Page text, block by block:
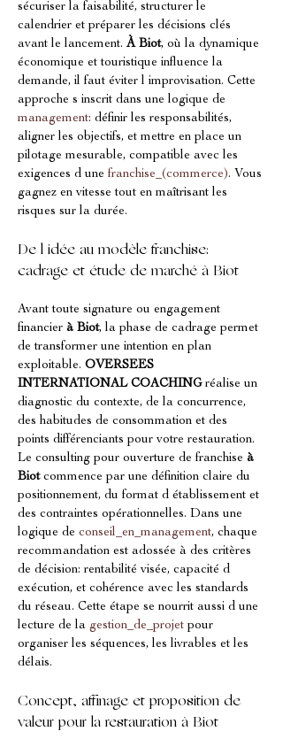
sécuriser la faisabilité, structurer le
calendrier et préparer les décisions clés
avant le lancement. À Biot, où la dynamique
économique et touristique influence la
demande, il faut éviter l improvisation. Cette
approche s inscrit dans une logique de
management: définir les responsabilités,
aligner les objectifs, et mettre en place un
pilotage mesurable, compatible avec les
exigences d une franchise_(commerce). Vous
gagnez en vitesse tout en maîtrisant les
risques sur la durée.
De l idée au modèle franchise:
cadrage et étude de marché à Biot
Avant toute signature ou engagement
financier à Biot, la phase de cadrage permet
de transformer une intention en plan
exploitable. OVERSEES
INTERNATIONAL COACHING réalise un
diagnostic du contexte, de la concurrence,
des habitudes de consommation et des
points différenciants pour votre restauration.
Le consulting pour ouverture de franchise à
Biot commence par une définition claire du
positionnement, du format d établissement et
des contraintes opérationnelles. Dans une
logique de conseil_en_management, chaque
recommandation est adossée à des critères
de décision: rentabilité visée, capacité d
exécution, et cohérence avec les standards
du réseau. Cette étape se nourrit aussi d une
lecture de la gestion_de_projet pour
organiser les séquences, les livrables et les
délais.
Concept, affinage et proposition de
valeur pour la restauration à Biot